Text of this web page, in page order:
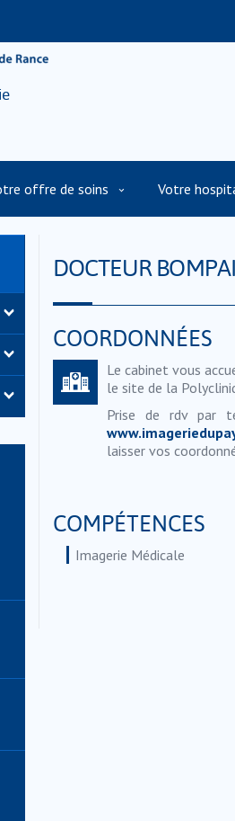
offre de soins Votre
DOCTEUR
COORDONNÉES
Le cabinet vous
le site de la
Prise de rdv par
laisser vos
COMPÉTENCES
Imagerie Médicale